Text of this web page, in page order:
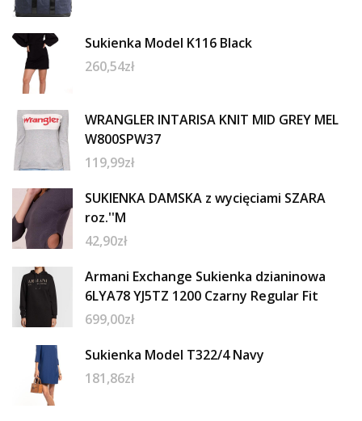
Sukienka Model K116 Black
260,54zł
WRANGLER INTARISA KNIT MID GREY MEL
W800SPW37
119,99zł
SUKIENKA DAMSKA z wycięciami SZARA
roz.''M
42,90zł
Armani Exchange Sukienka dzianinowa
6LYA78 YJ5TZ 1200 Czarny Regular Fit
699,00zł
Sukienka Model T322/4 Navy
181,86zł